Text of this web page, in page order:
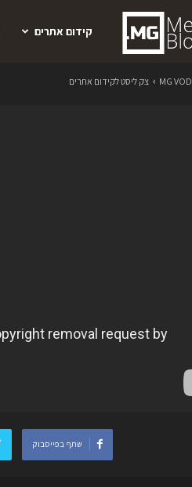
קידוםקידום אתרים
MG VOD צק ליסט לקידום אתרים
שתף בפייסבוק